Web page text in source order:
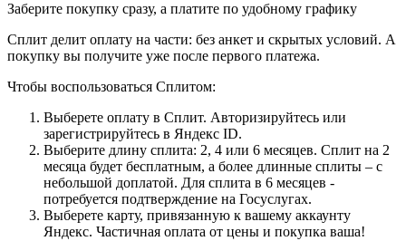
Заберите покупку сразу, а платите по удобному графику
Сплит делит оплату на части: без анкет и скрытых условий. А
покупку вы получите уже после первого платежа.
Чтобы воспользоваться Сплитом:
Выберете оплату в Сплит. Авторизируйтесь или
зарегистрируйтесь в Яндекс ID.
Выберите длину сплита: 2, 4 или 6 месяцев. Сплит на 2
месяца будет бесплатным, а более длинные сплиты – с
небольшой доплатой. Для сплита в 6 месяцев -
потребуется подтверждение на Госуслугах.
Выберете карту, привязанную к вашему аккаунту
Яндекс. Частичная оплата от цены и покупка ваша!